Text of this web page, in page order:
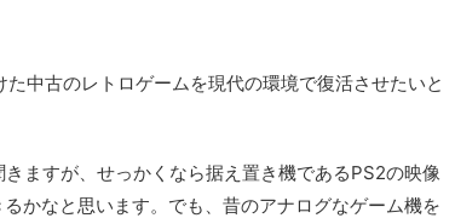
中古のレトロゲームを現代の環境で復活させたいと
ますが、せっかくなら据え置き機であるPS2の映像
かなと思います。でも、昔のアナログなゲーム機を